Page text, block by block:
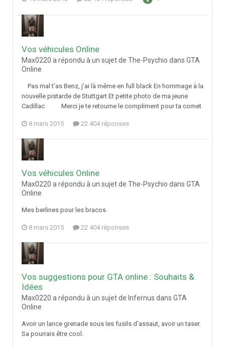
Vos véhicules Online
Max0220 a répondu à un sujet de The-Psychio dans GTA
Online
Pas mal t'as Benz, j'ai là même en full black En hommage à la
nouvelle pistarde de Stuttgart Et petite photo de ma jeune
Cadillac Merci je te retourne le compliment pour ta comet
8 mars 2015 22 404 réponses
Vos véhicules Online
Max0220 a répondu à un sujet de The-Psychio dans GTA
Online
Mes berlines pour les bracos
8 mars 2015 22 404 réponses
Vos suggestions pour GTA online : Souhaits &
Idées
Max0220 a répondu à un sujet de Infernus dans GTA
Online
Avoir un lance grenade sous les fusils d'assaut, avoir un taser.
Sa pourrais être cool.